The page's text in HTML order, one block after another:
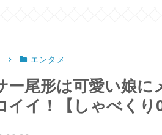
エンタメ
ー尾形は可愛い娘に
イイ！【しゃべくり